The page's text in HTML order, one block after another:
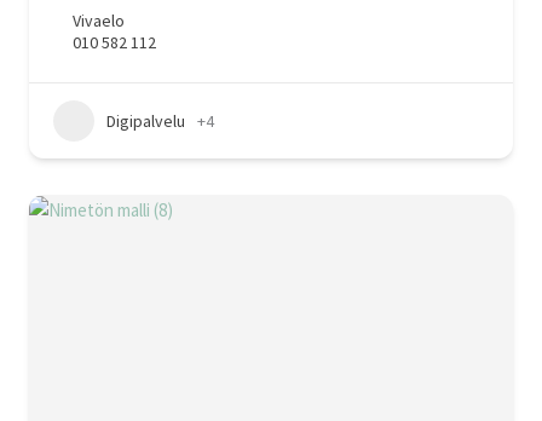
Vivaelo
010 582 112
Digipalvelu +4